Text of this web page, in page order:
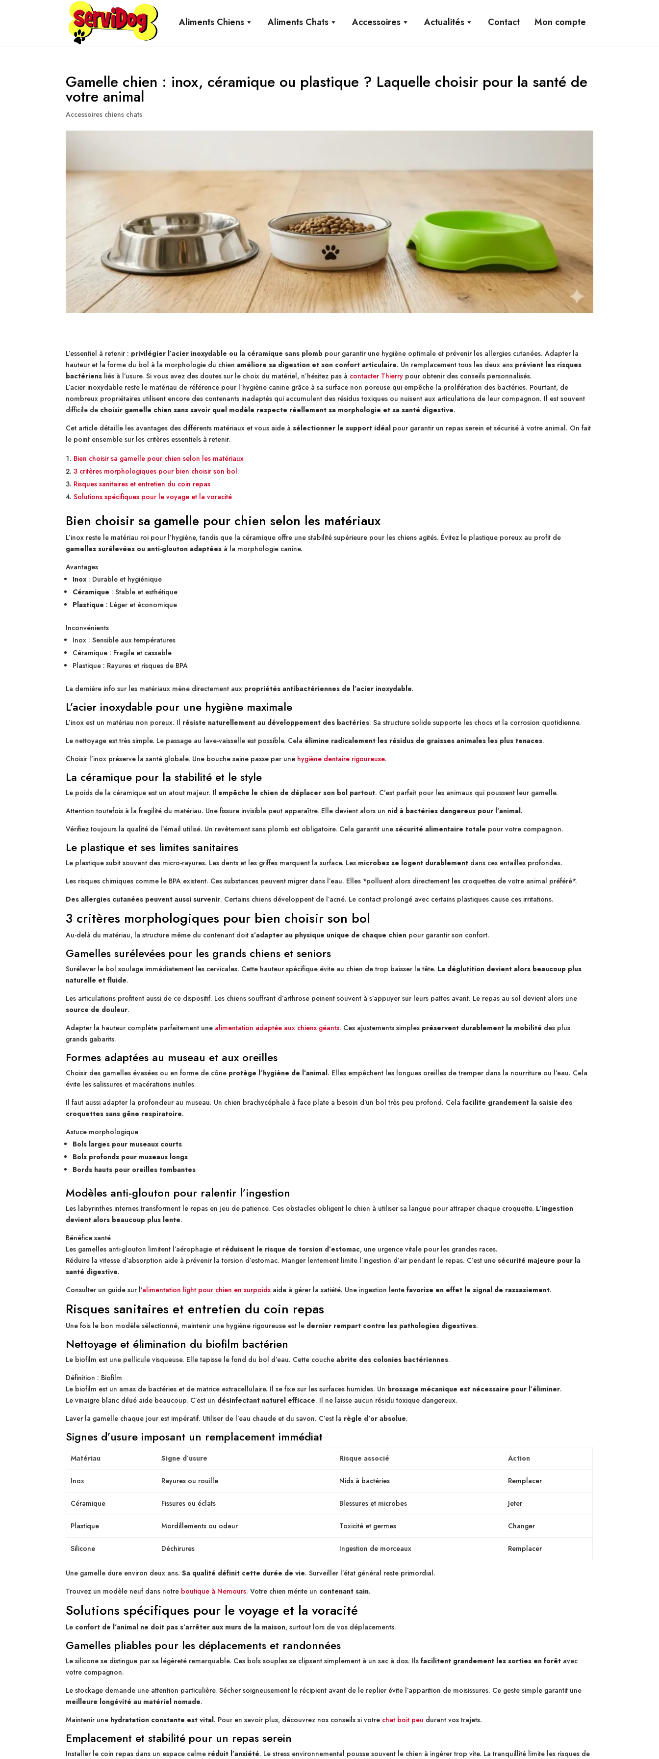
Aliments Chiens Aliments Chats Accessoires Actualités Contact Mon compte
Gamelle chien : inox, céramique ou plastique ? Laquelle choisir pour la santé de
votre animal
Accessoires chiens chats
L’essentiel à retenir : privilégier l’acier inoxydable ou la céramique sans plomb pour garantir une hygiène optimale et prévenir les allergies cutanées. Adapter la
hauteur et la forme du bol à la morphologie du chienaméliore sa digestion et son confort articulaire. Un remplacement tous les deux ans prévient les risques
bactériens liés à l’usure. Si vous avez des doutes sur le choix du matériel, n’hésitez pas à contacter Thierry pour obtenir des conseils personnalisés.
L’acier inoxydable reste le matériau de référence pour l’hygiène canine grâce à sa surface non poreuse qui empêche la prolifération des bactéries. Pourtant, de
nombreux propriétaires utilisent encore des contenants inadaptés qui accumulent des résidus toxiques ou nuisent aux articulations de leur compagnon. Il est souvent
difficile de choisir gamelle chien sans savoir quel modèle respecte réellement sa morphologie et sa santé digestive.
Cet article détaille les avantages des différents matériaux et vous aide àsélectionner le support idéal pour garantir un repas serein et sécurisé à votre animal. On fait
le point ensemble sur les critères essentiels à retenir.
Bien choisir sa gamelle pour chien selon les matériaux
3 critères morphologiques pour bien choisir son bol
Risques sanitaires et entretien du coin repas
Solutions spécifiques pour le voyage et la voracité
Bien choisir sa gamelle pour chien selon les matériaux
L’inox reste le matériau roi pour l’hygiène, tandis que la céramique offre une stabilité supérieure pour les chiens agités. Évitez le plastique poreux au profit de
gamelles surélevées ou anti-glouton adaptées à la morphologie canine.
Avantages
Inox: Durable et hygiénique
Céramique : Stable et esthétique
Plastique : Léger et économique
Inconvénients
Inox : Sensible aux températures
Céramique : Fragile et cassable
Plastique : Rayures et risques de BPA
La dernière info sur les matériaux mène directement aux propriétés antibactériennes de l’acier inoxydable.
L’acier inoxydable pour une hygiène maximale
L’inox est un matériau non poreux. Il résiste naturellement au développement des bactéries. Sa structure solide supporte les chocs et la corrosion quotidienne.
Le nettoyage est très simple. Le passage au lave-vaisselle est possible. Cela élimine radicalement les résidus de graisses animales les plus tenaces.
Choisir l’inox préserve la santé globale. Une bouche saine passe par une hygiène dentaire rigoureuse.
La céramique pour la stabilité et le style
Le poids de la céramique est un atout majeur. Il empêche le chien de déplacer son bol partout. C’est parfait pour les animaux qui poussent leur gamelle.
Attention toutefois à la fragilité du matériau. Une fissure invisible peut apparaître. Elle devient alors un nid à bactéries dangereux pour l’animal.
Vérifiez toujours la qualité de l’émail utilisé. Un revêtement sans plomb est obligatoire. Cela garantit unesécurité alimentaire totale pour votre compagnon.
Le plastique et ses limites sanitaires
Le plastique subit souvent des micro-rayures. Les dents et les griffes marquent la surface. Les microbes se logent durablement dans ces entailles profondes.
Les risques chimiques comme le BPA existent. Ces substances peuvent migrer dans l’eau. Elles *polluent alors directement les croquettes de votre animal préféré*.
Des allergies cutanées peuvent aussi survenir. Certains chiens développent de l’acné. Le contact prolongé avec certains plastiques cause ces irritations.
3 critères morphologiques pour bien choisir son bol
Au-delà du matériau, la structure même du contenant doits’adapter au physique unique de chaque chien pour garantir son confort.
Gamelles surélevées pour les grands chiens et seniors
Surélever le bol soulage immédiatement les cervicales. Cette hauteur spécifique évite au chien de trop baisser la tête. La déglutition devient alors beaucoup plus
naturelle et fluide.
Les articulations profitent aussi de ce dispositif. Les chiens souffrant d’arthrose peinent souvent à s’appuyer sur leurs pattes avant. Le repas au sol devient alors une
source de douleur.
Adapter la hauteur complète parfaitement une alimentation adaptée aux chiens géants. Ces ajustements simples préservent durablement la mobilité des plus
grands gabarits.
Formes adaptées au museau et aux oreilles
Choisir des gamelles évasées ou en forme de cône protège l’hygiène de l’animal. Elles empêchent les longues oreilles de tremper dans la nourriture ou l’eau. Cela
évite les salissures et macérations inutiles.
Il faut aussi adapter la profondeur au museau. Un chien brachycéphale à face plate a besoin d’un bol très peu profond. Celafacilite grandement la saisie des
croquettes sans gêne respiratoire.
Astuce morphologique
Bols larges pour museaux courts
Bols profonds pour museaux longs
Bords hauts pour oreilles tombantes
Modèles anti-glouton pour ralentir l’ingestion
Les labyrinthes internes transforment le repas en jeu de patience. Ces obstacles obligent le chien à utiliser sa langue pour attraper chaque croquette. L’ingestion
devient alors beaucoup plus lente.
Bénéfice santé
Les gamelles anti-glouton limitent l’aérophagie et réduisent le risque de torsion d’estomac, une urgence vitale pour les grandes races.
Réduire la vitesse d’absorption aide à prévenir la torsion d’estomac. Manger lentement limite l’ingestion d’air pendant le repas. C’est unesécurité majeure pour la
santé digestive.
Consulter un guide sur l’alimentation light pour chien en surpoids aide à gérer la satiété. Une ingestion lentefavorise en effet le signal de rassasiement.
Risques sanitaires et entretien du coin repas
Une fois le bon modèle sélectionné, maintenir une hygiène rigoureuse est le dernier rempart contre les pathologies digestives.
Nettoyage et élimination du biofilm bactérien
Le biofilm est une pellicule visqueuse. Elle tapisse le fond du bol d’eau. Cette coucheabrite des colonies bactériennes.
Définition : Biofilm
Le biofilm est un amas de bactéries et de matrice extracellulaire. Il se fixe sur les surfaces humides. Un brossage mécanique est nécessaire pour l’éliminer.
Le vinaigre blanc dilué aide beaucoup. C’est un désinfectant naturel efficace. Il ne laisse aucun résidu toxique dangereux.
Laver la gamelle chaque jour est impératif. Utiliser de l’eau chaude et du savon. C’est la règle d’or absolue.
Signes d’usure imposant un remplacement immédiat
Matériau Signe d’usure Risque associé Action
Inox Rayures ou rouille Nids à bactéries Remplacer
Céramique Fissures ou éclats Blessures et microbes Jeter
Plastique Mordillements ou odeur Toxicité et germes Changer
Silicone Déchirures Ingestion de morceaux Remplacer
Une gamelle dure environ deux ans.Sa qualité définit cette durée de vie. Surveiller l’état général reste primordial.
Trouvez un modèle neuf dans notre boutique à Nemours. Votre chien mérite un contenant sain.
Solutions spécifiques pour le voyage et la voracité
Le confort de l’animal ne doit pas s’arrêter aux murs de la maison, surtout lors de vos déplacements.
Gamelles pliables pour les déplacements et randonnées
Le silicone se distingue par sa légèreté remarquable. Ces bols souples se clipsent simplement à un sac à dos. Ilsfacilitent grandement les sorties en forêt avec
votre compagnon.
Le stockage demande une attention particulière. Sécher soigneusement le récipient avant de le replier évite l’apparition de moisissures. Ce geste simple garantit une
meilleure longévité au matériel nomade.
Maintenir une hydratation constante est vital. Pour en savoir plus, découvrez nos conseils si votre chat boit peu durant vos trajets.
Emplacement et stabilité pour un repas serein
Installer le coin repas dans un espace calme réduit l’anxiété. Le stress environnemental pousse souvent le chien à ingérer trop vite. La tranquillité limite les risques de